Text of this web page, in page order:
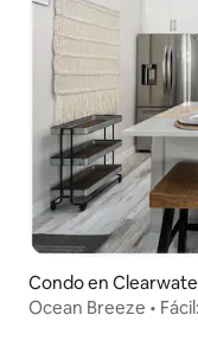
Condo en
Ocean Breeze •